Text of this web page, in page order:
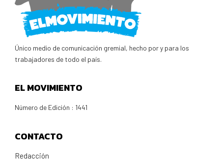
Único medio de comunicación gremial, hecho por y para los
trabajadores de todo el país.
EL MOVIMIENTO
Número de Edición : 1441
CONTACTO
Redacción